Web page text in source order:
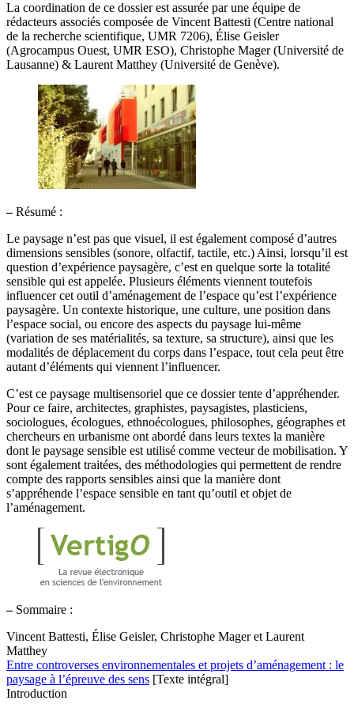
La coordination de ce dossier est assurée par une équipe de
rédacteurs associés composée de Vincent Battesti (Centre national
de la recherche scientifique, UMR 7206), Élise Geisler
(Agrocampus Ouest, UMR ESO), Christophe Mager (Université de
Lausanne) & Laurent Matthey (Université de Genève).
–Résumé :
Le paysage n’est pas que visuel, il est également composé d’autres
dimensions sensibles (sonore, olfactif, tactile, etc.) Ainsi, lorsqu’il est
question d’expérience paysagère, c’est en quelque sorte la totalité
sensible qui est appelée. Plusieurs éléments viennent toutefois
influencer cet outil d’aménagement de l’espace qu’est l’expérience
paysagère. Un contexte historique, une culture, une position dans
l’espace social, ou encore des aspects du paysage lui-même
(variation de ses matérialités, sa texture, sa structure), ainsi que les
modalités de déplacement du corps dans l’espace, tout cela peut être
autant d’éléments qui viennent l’influencer.
C’est ce paysage multisensoriel que ce dossier tente d’appréhender.
Pour ce faire, architectes, graphistes, paysagistes, plasticiens,
sociologues, écologues, ethnoécologues, philosophes, géographes et
chercheurs en urbanisme ont abordé dans leurs textes la manière
dont le paysage sensible est utilisé comme vecteur de mobilisation. Y
sont également traitées, des méthodologies qui permettent de rendre
compte des rapports sensibles ainsi que la manière dont
s’appréhende l’espace sensible en tant qu’outil et objet de
l’aménagement.
–Sommaire :
Vincent Battesti, Élise Geisler, Christophe Mager et Laurent
Matthey
Entre controverses environnementales et projets d’aménagement : le
paysage à l’épreuve des sens [Texte intégral]
Introduction